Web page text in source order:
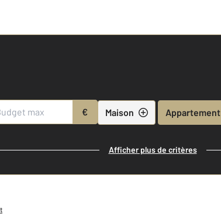
€ Maison Appartement
Afficher plus de critères